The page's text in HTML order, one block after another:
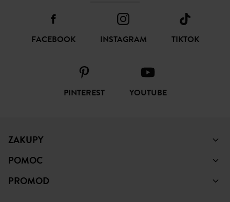
FACEBOOK INSTAGRAM TIKTOK
PINTEREST YOUTUBE
ZAKUPY
POMOC
PROMOD